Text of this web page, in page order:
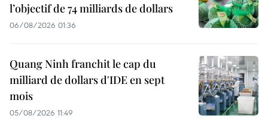
l’objectif de 74 milliards de dollars
06/08/2026 01:36
Quang Ninh franchit le cap du
milliard de dollars d'IDE en sept
mois
05/08/2026 11:49